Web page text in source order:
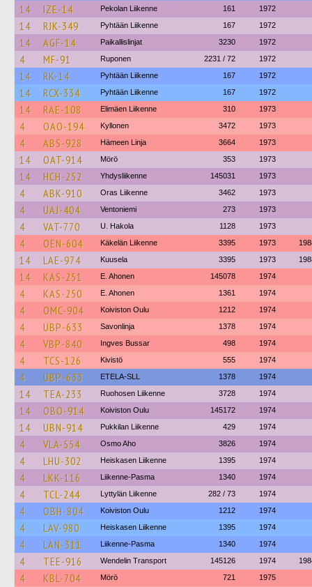
14 IZE-14 Pekolan Liikenne 161 1972
14 RJK-349 Pyhtään Liikenne 167 1972
14 AGF-14 Paikallislinjat 3230 1972
4 MF-91 Ruponen 2231 / 72 1972
14 RK-14 Pyhtään Liikenne 167 1972
14 RCX-334 Pyhtään Liikenne 167 1972
14 RAE-108 Elimäen Liikenne 310 1973
4 OAO-194 Kyllonen 3472 1973
4 ABS-928 Hämeen Linja 3664 1973
14 OAT-914 Mörö 353 1973
14 HCH-252 Yhdysliikenne 145031 1973
4 ABK-910 Oras Liikenne 3462 1973
4 UAJ-404 Ventoniemi 273 1973
4 VAT-770 U. Hakola 1128 1973
4 OEN-604 Käkelän Liikenne 3395 1973
14 LAE-974 Kuusela 3395 1973
14 KAS-251 E. Ahonen 145078 1974
4 KAS-250 E. Ahonen 1361 1974
4 OMC-904 Koiviston Oulu 1212 1974
4 UBP-633 Savonlinja 1378 1974
4 VBP-840 Ingves Bussar 498 1974
4 TCS-126 Kivistö 555 1974
4 UBP-633 ETELA-SLL 1378 1974
14 TEA-233 Ruohosen Liikenne 3728 1974
14 OBO-914 Koiviston Oulu 145172 1974
14 UBN-914 Pukkilan Liikenne 429 1974
4 VLA-554 Osmo Aho 3826 1974
4 LHU-302 Heiskasen Liikenne 1395 1974
4 LKK-116 Liikenne-Pasma 1340 1974
4 TCL-244 Lyttylän Liikenne 282 / 73 1974
4 OBH-804 Koiviston Oulu 1212 1974
4 LAV-980 Heiskasen Liikenne 1395 1974
4 LAN-311 Liikenne-Pasma 1340 1974
4 TEE-916 Wendelin Transport 145126 1974
4 KBL-704 Mörö 721 1975